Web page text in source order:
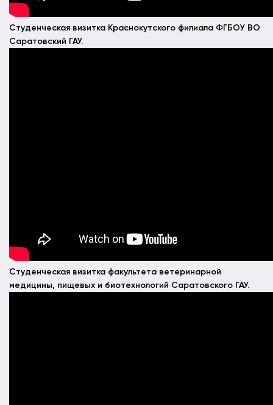
Студенческая визитка Краснокутского филиала ФГБОУ ВО
Саратовский ГАУ.
Студенческая визитка факультета ветеринарной
медицины, пищевых и биотехнологий Саратовского ГАУ.